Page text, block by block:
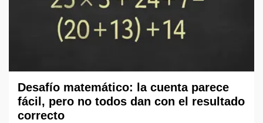
Desafío matemático: la cuenta parece
fácil, pero no todos dan con el resultado
correcto